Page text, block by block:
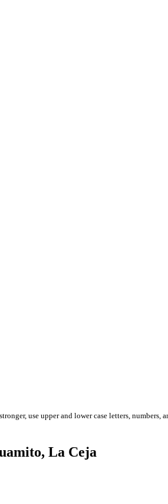
use upper and lower case letters, numbers,
La Ceja